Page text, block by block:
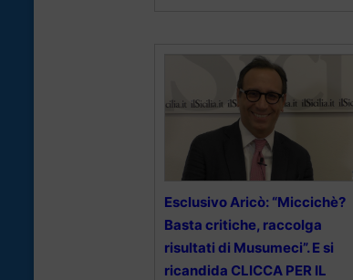
Esclusivo Aricò: “Miccichè?
Basta critiche, raccolga
risultati di Musumeci”. E si
ricandida CLICCA PER IL